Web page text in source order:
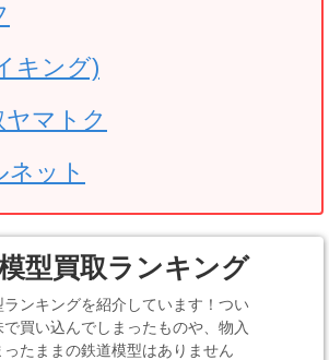
キング)
マトク
ネット
型買取ランキング
ランキングを紹介しています！つい
買い込んでしまったものや、物入
ったままの鉄道模型はありません